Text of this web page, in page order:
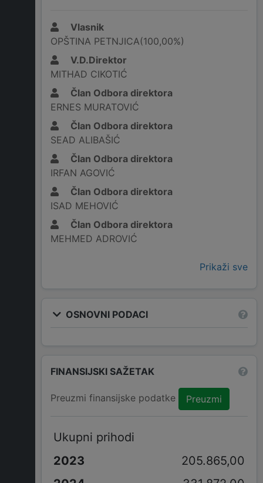
Vlasnik
OPŠTINA PETNJICA(100,00%)
V.D.Direktor
MITHAD CIKOTIĆ
Član Odbora direktora
ERNES MURATOVIĆ
Član Odbora direktora
SEAD ALIBAŠIĆ
Član Odbora direktora
IRFAN AGOVIĆ
Član Odbora direktora
ISAD MEHOVIĆ
Član Odbora direktora
MEHMED ADROVIĆ
Prikaži sve
OSNOVNI PODACI
FINANSIJSKI SAŽETAK
Preuzmi finansijske podatke Preuzmi
Ukupni prihodi
205.865,00